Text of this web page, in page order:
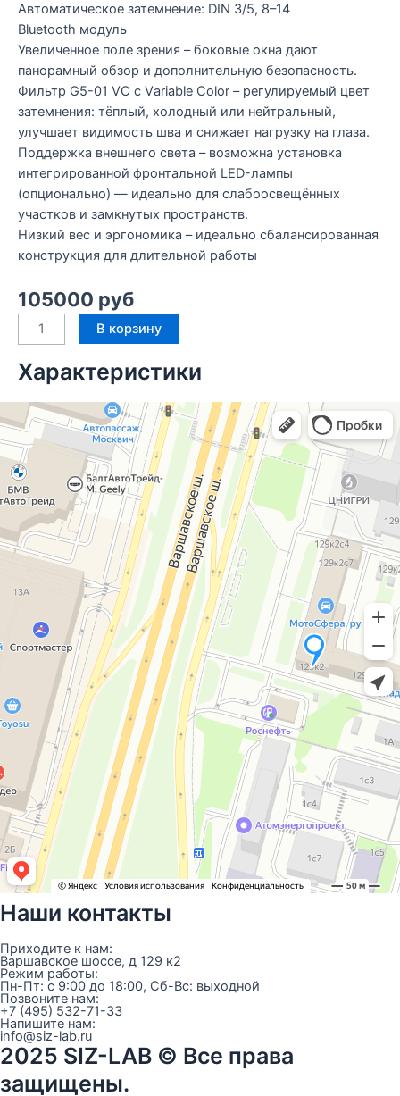
Автоматическое затемнение: DIN 3/5, 8–14
Вluеtооth модуль
Увеличенное поле зрения – боковые окна дают
панорамный обзор и дополнительную безопасность.
Фильтр G5-01 VС с Vаriаblе Соlоr – регулируемый цвет
затемнения: тёплый, холодный или нейтральный,
улучшает видимость шва и снижает нагрузку на глаза.
Поддержка внешнего света – возможна установка
интегрированной фронтальной LЕD-лампы
(опционально) — идеально для слабоосвещённых
участков и замкнутых пространств.
Низкий вес и эргономика – идеально сбалансированная
конструкция для длительной работы
105000 руб
В корзину
Характеристики
Наши контакты
Приходите к нам:
Варшавское шоссе, д 129 к2
Режим работы:
Пн-Пт: с 9:00 до 18:00, Сб-Вс: выходной
Позвоните нам:
+7 (495) 532-71-33
Напишите нам:
info@siz-lab.ru
2025 SIZ-LAB © Все права
защищены.